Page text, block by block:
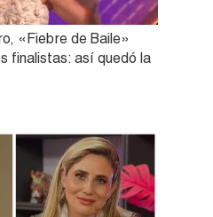
«Fiebre de Baile»
finalistas: así quedó la